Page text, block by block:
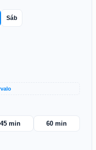
Sáb
45 min 60 min